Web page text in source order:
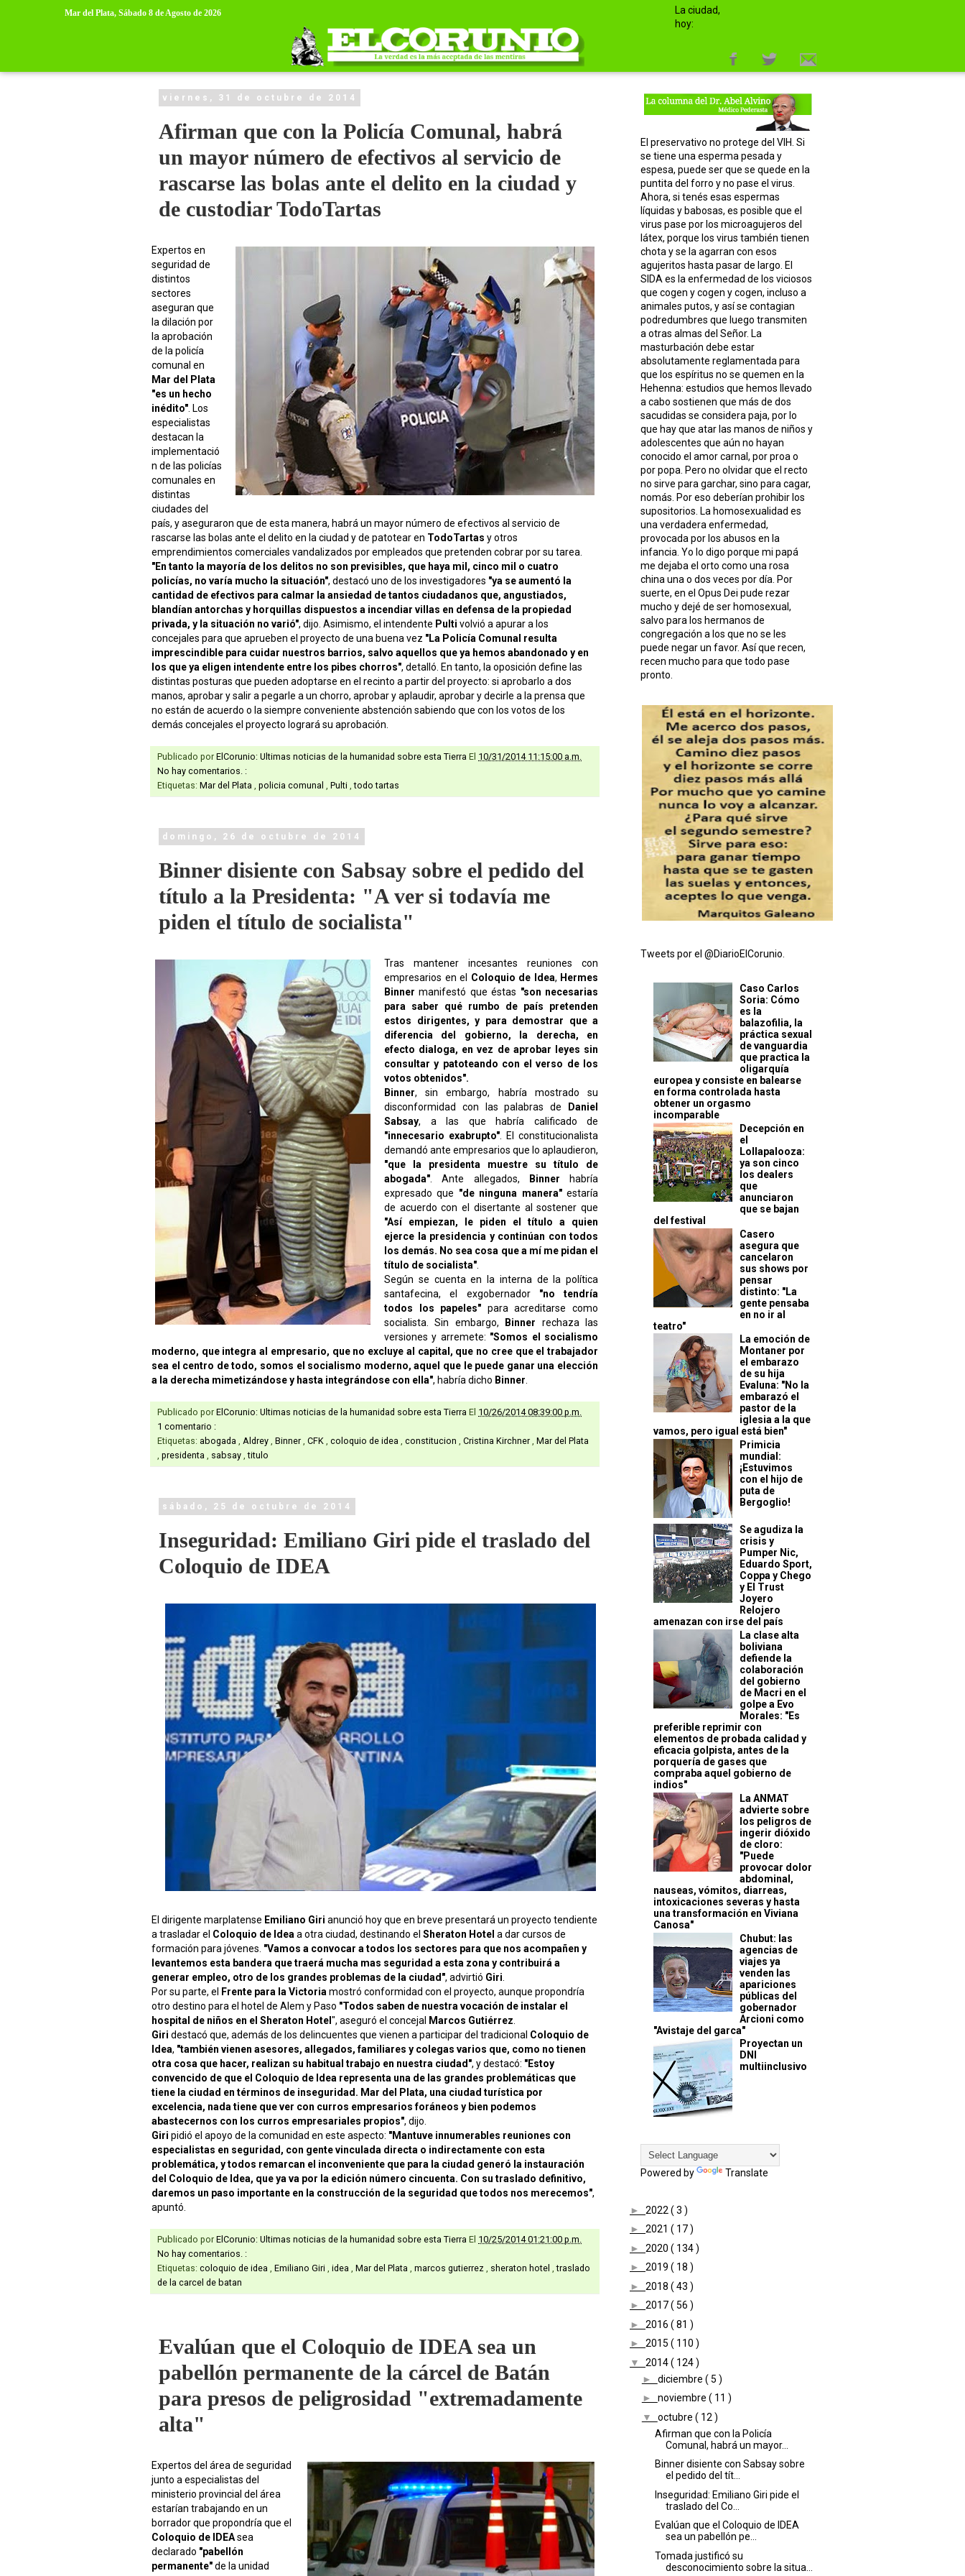
Mar del Plata, Sábado 8 de Agosto de 2026
La ciudad,
hoy:
viernes, 31 de octubre de 2014
Afirman que con la Policía Comunal, habrá
un mayor número de efectivos al servicio de
rascarse las bolas ante el delito en la ciudad y
de custodiar TodoTartas
Expertos en
seguridad de
distintos
sectores
aseguran que
la dilación por
la aprobación
de la policía
comunal en
Mar del Plata
"es un hecho
inédito" . Los
especialistas
destacan la
implementació
n de las policías
comunales en
distintas
ciudades del
país, y aseguraron que de esta manera, habrá un mayor número de efectivos al servicio de
rascarse las bolas ante el delito en la ciudad y de patotear en TodoTartas y otros
emprendimientos comerciales vandalizados por empleados que pretenden cobrar por su tarea.
"En tanto la mayoría de los delitos no son previsibles, que haya mil, cinco mil o cuatro
policías, no varía mucho la situación", destacó uno de los investigadores "ya se aumentó la
cantidad de efectivos para calmar la ansiedad de tantos ciudadanos que, angustiados,
blandían antorchas y horquillas dispuestos a incendiar villas en defensa de la propiedad
privada, y la situación no varió", dijo. Asimismo, el intendente Pulti volvió a apurar a los
concejales para que aprueben el proyecto de una buena vez "La Policía Comunal resulta
imprescindible para cuidar nuestros barrios, salvo aquellos que ya hemos abandonado y en
los que ya eligen intendente entre los pibes chorros", detalló. En tanto, la oposición define las
distintas posturas que pueden adoptarse en el recinto a partir del proyecto: si aprobarlo a dos
manos, aprobar y salir a pegarle a un chorro, aprobar y aplaudir, aprobar y decirle a la prensa que
no están de acuerdo o la siempre conveniente abstención sabiendo que con los votos de los
demás concejales el proyecto logrará su aprobación.
Publicado por ElCorunio: Ultimas noticias de la humanidad sobre esta Tierra El 10/31/2014 11:15:00 a.m.
No hay comentarios. :
Etiquetas: Mar del Plata policia comunal Pulti ,todo tartas
domingo, 26 de octubre de 2014
Binner disiente con Sabsay sobre el pedido del
título a la Presidenta: "A ver si todavía me
piden el título de socialista"
Tras mantener incesantes reuniones con
empresarios en el Coloquio de Idea, Hermes
Binner manifestó que éstas "son necesarias
para saber qué rumbo de país pretenden
estos dirigentes, y para demostrar que a
diferencia del gobierno, la derecha, en
efecto dialoga, en vez de aprobar leyes sin
consultar y patoteando con el verso de los
votos obtenidos".
Binner, sin embargo, habría mostrado su
disconformidad con las palabras de
Daniel
Sabsay, a las que habría calificado de
"innecesario exabrupto" . El constitucionalista
demandó ante empresarios que lo aplaudieron,
"que la presidenta muestre su título de
abogada" . Ante allegados, Binner habría
expresado que "de ninguna manera"estaría
de acuerdo con el disertante al sostener que
"Así empiezan, le piden el título a quien
ejerce la presidencia y continúan con todos
los demás. No sea cosa que a mí me pidan el
título de socialista"
Según se cuenta en la interna de la política
santafecina, el exgobernador "no tendría
todos los papeles" para acreditarse como
socialista. Sin embargo,
Binner rechaza las
versiones y arremete: "Somos el socialismo
moderno, que integra al empresario, que no excluye al capital, que no cree que el trabajador
sea el centro de todo, somos el socialismo moderno, aquel que le puede ganar una elección
a la derecha mimetizándose y hasta integrándose con ella", habría dicho Binner
Publicado por ElCorunio: Ultimas noticias de la humanidad sobre esta Tierra El 10/26/2014 08:39:00 p.m.
1 comentario :
Etiquetas: abogada Aldrey Binner CFK coloquio de idea constitucion Cristina Kirchner Mar del Plata
presidenta sabsay ,titulo
sábado, 25 de octubre de 2014
Inseguridad: Emiliano Giri pide el traslado del
Coloquio de IDEA
El dirigente marplatense Emiliano Giri anunció hoy que en breve presentará un proyecto tendiente
a trasladar el Coloquio de Idea a otra ciudad, destinando el Sheraton Hotel a dar cursos de
formación para jóvenes. "Vamos a convocar a todos los sectores para que nos acompañen y
levantemos esta bandera que traerá mucha mas seguridad a esta zona y contribuirá a
generar empleo, otro de los grandes problemas de la ciudad", advirtió Giri
Por su parte, el
Frente para la Victoria mostró conformidad con el proyecto, aunque propondría
otro destino para el hotel de Alem y Paso "Todos saben de nuestra vocación de instalar el
hospital de niños en el Sheraton Hotel ", aseguró el concejal Marcos Gutiérrez
Giri destacó que, además de los delincuentes que vienen a participar del tradicional Coloquio de
Idea, "también vienen asesores, allegados, familiares y colegas varios que, como no tienen
otra cosa que hacer, realizan su habitual trabajo en nuestra ciudad", y destacó: "Estoy
convencido de que el Coloquio de Idea representa una de las grandes problemáticas que
tiene la ciudad en términos de inseguridad. Mar del Plata, una ciudad turística por
excelencia, nada tiene que ver con curros empresarios foráneos y bien podemos
abastecernos con los curros empresariales propios", dijo.
Giri pidió el apoyo de la comunidad en este aspecto: "Mantuve innumerables reuniones con
especialistas en seguridad, con gente vinculada directa o indirectamente con esta
problemática, y todos remarcan el inconveniente que para la ciudad generó la instauración
del Coloquio de Idea, que ya va por la edición número cincuenta. Con su traslado definitivo,
daremos un paso importante en la construcción de la seguridad que todos nos merecemos",
apuntó.
Publicado por ElCorunio: Ultimas noticias de la humanidad sobre esta Tierra El 10/25/2014 01:21:00 p.m.
No hay comentarios. :
Etiquetas: coloquio de idea Emiliano Giri idea Mar del Plata marcos gutierrez sheraton hotel ,traslado
de la carcel de batan
Evalúan que el Coloquio de IDEA sea un
pabellón permanente de la cárcel de Batán
para presos de peligrosidad "extremadamente
alta"
Expertos del área de seguridad
junto a especialistas del
ministerio provincial del área
estarían trabajando en un
borrador que propondría que el
Coloquio de IDEAsea
declarado "pabellón
permanente"de la unidad
El preservativo no protege del VIH. Si
se tiene una esperma pesada y
espesa, puede ser que se quede en la
puntita del forro y no pase el virus.
Ahora, si tenés esas espermas
líquidas y babosas, es posible que el
virus pase por los microagujeros del
látex, porque los virus también tienen
chota y se la agarran con esos
agujeritos hasta pasar de largo. El
SIDA es la enfermedad de los viciosos
que cogen y cogen y cogen, incluso a
animales putos, y así se contagian
podredumbres que luego transmiten
a otras almas del Señor. La
masturbación debe estar
absolutamente reglamentada para
que los espíritus no se quemen en la
Hehenna: estudios que hemos llevado
a cabo sostienen que más de dos
sacudidas se considera paja, por lo
que hay que atar las manos de niños y
adolescentes que aún no hayan
conocido el amor carnal, por proa o
por popa. Pero no olvidar que el recto
no sirve para garchar, sino para cagar,
nomás. Por eso deberían prohibir los
supositorios. La homosexualidad es
una verdadera enfermedad,
provocada por los abusos en la
infancia. Yo lo digo porque mi papá
me dejaba el orto como una rosa
china una o dos veces por día. Por
suerte, en el Opus Dei pude rezar
mucho y dejé de ser homosexual,
salvo para los hermanos de
congregación a los que no se les
puede negar un favor. Así que recen,
recen mucho para que todo pase
pronto.
Tweets por el @DiarioElCorunio.
Caso Carlos
Soria: Cómo
es la
balazofilia, la
práctica sexual
de vanguardia
que practica la
oligarquía
europea y consiste en balearse
en forma controlada hasta
obtener un orgasmo
incomparable
Decepción en
el
Lollapalooza:
ya son cinco
los dealers
que
anunciaron
que se bajan
del festival
Casero
asegura que
cancelaron
sus shows por
pensar
distinto: "La
gente pensaba
en no ir al
teatro"
La emoción de
Montaner por
el embarazo
de su hija
Evaluna: "No la
embarazó el
pastor de la
iglesia a la que
vamos, pero igual está bien"
Primicia
mundial:
¡Estuvimos
con el hijo de
puta de
Bergoglio!
Se agudiza la
crisis y
Pumper Nic,
Eduardo Sport,
Coppa y Chego
y El Trust
Joyero
Relojero
amenazan con irse del país
La clase alta
boliviana
defiende la
colaboración
del gobierno
de Macri en el
golpe a Evo
Morales: "Es
preferible reprimir con
elementos de probada calidad y
eficacia golpista, antes de la
porquería de gases que
compraba aquel gobierno de
indios"
La ANMAT
advierte sobre
los peligros de
ingerir dióxido
de cloro:
"Puede
provocar dolor
abdominal,
nauseas, vómitos, diarreas,
intoxicaciones severas y hasta
una transformación en Viviana
Canosa"
Chubut: las
agencias de
viajes ya
venden las
apariciones
públicas del
gobernador
Arcioni como
"Avistaje del garca"
Proyectan un
DNI
multiinclusivo
Powered by Translate
► 2022 ( 3 )
► 2021 ( 17 )
► 2020 ( 134 )
► 2019 ( 18 )
► 2018 ( 43 )
► 2017( 56 )
► 2016 ( 81 )
► 2015 ( 110 )
▼ 2014( 124 )
► diciembre ( 5 )
► noviembre ( 11 )
▼ octubre ( 12 )
Afirman que con la Policía
Comunal, habrá un mayor...
Binner disiente con Sabsay sobre
el pedido del tít...
Inseguridad: Emiliano Giri pide el
traslado del Co...
Evalúan que el Coloquio de IDEA
sea un pabellón pe...
Tomada justificó su
desconocimiento sobre la situa...